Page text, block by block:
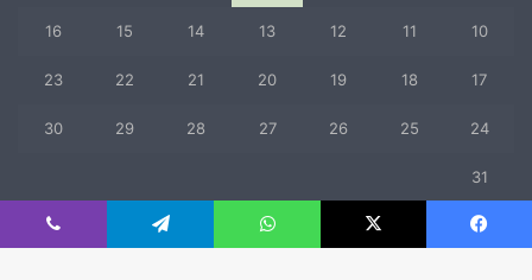
10
11
12
13
14
15
16
17
18
19
20
21
22
23
24
25
26
27
28
29
30
31
« يوليو
فيسبوك ‫X واتساب تيلقرام ڤايبر